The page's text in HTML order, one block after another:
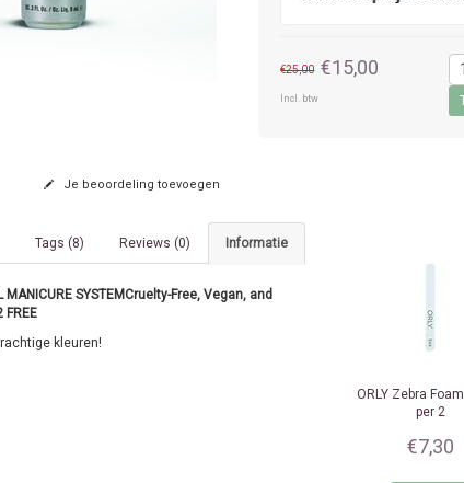
€25,00 €15,00
Incl. btw
Je beoordeling toevoegen
Informatie
Reviews (0)
Tags (8)
MANICURE SYSTEMCruelty-Free, Vegan, and
kleuren!
ORLY Zebra
per 2
€7,30